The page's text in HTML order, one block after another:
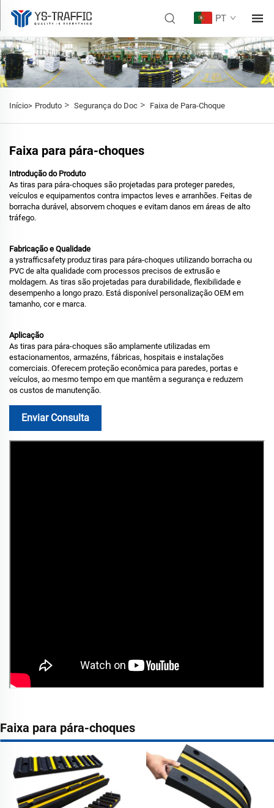
PT
Início> Produto > Segurança do Doc > Faixa de Para-Choque
Faixa para pára-choques
Introdução do Produto
As tiras para pára-choques são projetadas para proteger paredes,
veículos e equipamentos contra impactos leves e arranhões. Feitas de
borracha durável, absorvem choques e evitam danos em áreas de alto
tráfego.
Fabricação e Qualidade
a ystrafficsafety produz tiras para pára-choques utilizando borracha ou
PVC de alta qualidade com processos precisos de extrusão e
moldagem. As tiras são projetadas para durabilidade, flexibilidade e
desempenho a longo prazo. Está disponível personalização OEM em
tamanho, cor e marca.
Aplicação
As tiras para pára-choques são amplamente utilizadas em
estacionamentos, armazéns, fábricas, hospitais e instalações
comerciais. Oferecem proteção econômica para paredes, portas e
veículos, ao mesmo tempo em que mantêm a segurança e reduzem
os custos de manutenção.
Enviar Consulta
Faixa para pára-choques